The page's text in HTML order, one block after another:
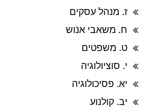
ז. מנהל עסקים
ח. משאבי אנוש
ט. משפטים
י. סוציולוגיה
יא. פסיכולוגיה
יב. קולנוע